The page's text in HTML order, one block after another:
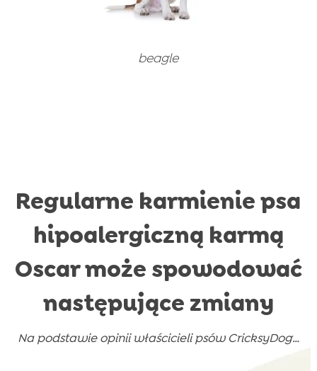
beagle
Regularne karmienie psa
hipoalergiczną karmą
Oscar może spowodować
następujące zmiany
Na podstawie opinii właścicieli psów CricksyDog…